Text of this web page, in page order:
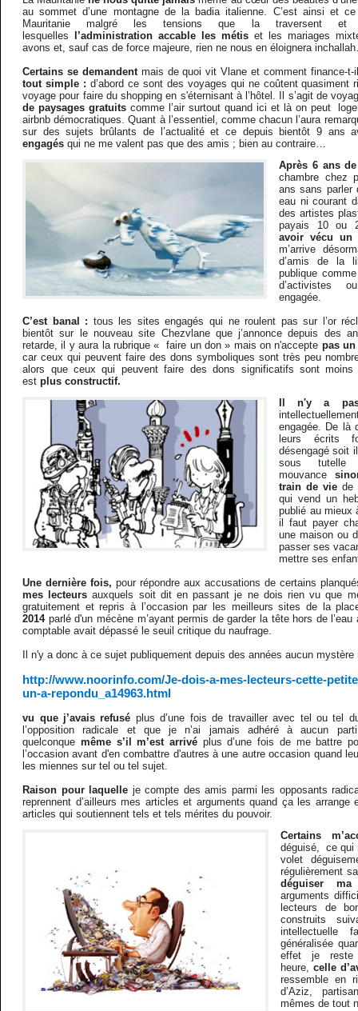
au sommet d’une montagne de la badia italienne. C’est ainsi et
Mauritanie malgré les tensions que la traversent et
lesquelles
l’administration accable les métiset les mariages
avons et, sauf cas de force majeure, rien ne nous en éloignera
Certains se demandentmais de quoi vit Vlane et comment finance-
tout simple : d’abord ce sont des voyages qui ne coûtent quasiment
voyage pour faire du shopping en s'éternisant à l’hôtel. Il s’agit de
de paysages gratuits comme l’air surtout quand ici et là on peut
airbnb démocratiques. Quant à l’essentiel, comme chacun l’aura
sur des sujets brûlants de l’actualité et ce depuis bientôt 9 ans
engagésqui ne me valent pas que des amis ; bien au contraire…
Après 6 ans
chambre chez
ans sans parler
eau ni courant
des artistes
payais 10 ou
avoir vécu un
m’arrive
d’amis de la
publique
d’activistes
engagée.
C’est banal : tous les sites engagés qui ne roulent pas sur l’or
bientôt sur le nouveau site Chezvlane que j’annonce depuis des
retarde, il y aura la rubrique « faire un don » mais on n'accepte pas
car ceux qui peuvent faire des dons symboliques sont très peu
alors que ceux qui peuvent faire des dons significatifs sont moins
estplus constructif.
Il n'y a
engagée. De là
leurs écrits
désengagé soit
sous
mouvance
train de vie de
qui vend un
publié au mieux
il faut payer
une maison ou
passer ses
mettre ses
Une dernière fois,pour répondre aux accusations de certains
mes lecteurs auxquels soit dit en passant je ne dois rien vu que
gratuitement et repris à l’occasion par les meilleurs sites de la
2014parlé d'un mécène m’ayant permis de garder la tête hors de
comptable avait dépassé le seuil critique du naufrage.
Il n'y a donc à ce sujet publiquement depuis des années aucun mystère
http://www.noorinfo.com/Je-dois-a-mes-lecteurs-cette-
un-a-repondu_a14963.html
vu que j’avais refusé plus d’une fois de travailler avec tel ou tel
l’opposition radicale et que je n’ai jamais adhéré à aucun
quelconque même s’il m’est arrivé plus d’une fois de me battre
l’occasion avant d'en combattre d'autres à une autre occasion quand
les miennes sur tel ou tel sujet.
Raison pour laquelle je compte des amis parmi les opposants
reprennent d’ailleurs mes articles et arguments quand ça les
articles qui soutiennent tels et tels mérites du pouvoir.
Certains
déguisé, ce qui
volet
régulièrement
déguiser ma
arguments
lecteurs de
construits
intellectuelle
généralisée
effet je reste
heure, celle
ressemble en
d’Aziz,
mêmes de tout